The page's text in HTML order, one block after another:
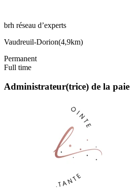
brh réseau d’experts
Vaudreuil-Dorion(4,9km)
Permanent
Full time
Administrateur(trice) de la paie